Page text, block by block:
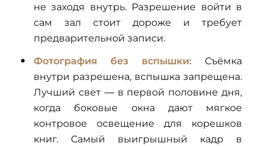
не заходя внутрь. Разрешение войти в
сам зал стоит дороже и требует
предварительной записи.
Фотография без вспышки: Съёмка
внутри разрешена, вспышка запрещена.
Лучший свет — в первой половине дня,
когда боковые окна дают мягкое
контровое освещение для корешков
книг. Самый выигрышный кадр в